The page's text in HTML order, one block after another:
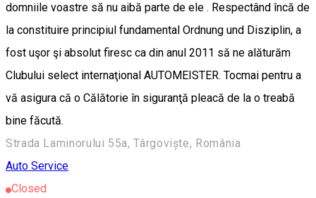
domniile voastre să nu aibă parte de ele . Respectând încă de
la constituire principiul fundamental Ordnung und Disziplin, a
fost uşor şi absolut firesc ca din anul 2011 să ne alăturăm
Clubului select internaţional AUTOMEISTER. Tocmai pentru a
vă asigura că o Călătorie în siguranţă pleacă de la o treabă
bine făcută.
Strada Laminorului 55a, Târgoviște, România
Auto Service
Closed